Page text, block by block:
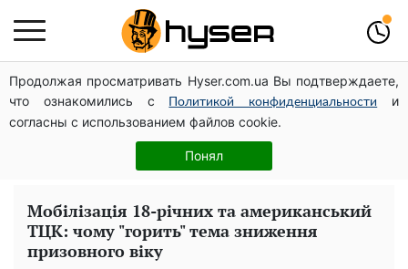
Продолжая просматривать Hyser.com.ua Вы подтверждаете,
что ознакомились с
Политикой конфиденциальности
и
согласны с использованием файлов cookie.
Понял
Гола Олена Тополя у цікавих позах змусила відвисати
щелепи: злив відео – було лише початком
Весь секрет в одній таблетці аспірину: рецепт хрумкої
та соковитої капусти на зиму. Навіть п'яти банок вам
Мобілізація 18-річних та американський
ТЦК: чому "горить" тема зниження
призовного віку